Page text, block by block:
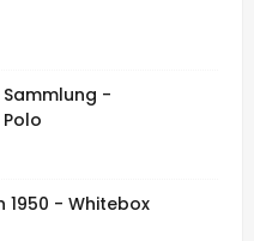
-
1950 - Whitebox